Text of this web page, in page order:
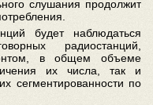
слушания продолжит
будет наблюдаться
радиостанций,
в общем объеме
их числа, так и
сегментированности по